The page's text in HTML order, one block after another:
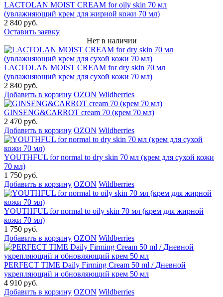
LACTOLAN MOIST CREAM for oily skin 70 мл
(увлажняющий крем для жирной кожи 70 мл)
2 840 руб.
Оставить заявку
Нет в наличии
LACTOLAN MOIST CREAM for dry skin 70 мл
(увлажняющий крем для сухой кожи 70 мл)
2 840 руб.
Добавить в корзину OZON Wildberries
GINSENG&CARROT cream 70 (крем 70 мл)
2 470 руб.
Добавить в корзину OZON Wildberries
YOUTHFUL for normal to dry skin 70 мл (крем для сухой кожи
70 мл)
1 750 руб.
Добавить в корзину OZON Wildberries
YOUTHFUL for normal to oily skin 70 мл (крем для жирной
кожи 70 мл)
1 750 руб.
Добавить в корзину OZON Wildberries
PERFECT TIME Daily Firming Cream 50 ml / Дневной
укрепляющий и обновляющий крем 50 мл
4 910 руб.
Добавить в корзину OZON Wildberries